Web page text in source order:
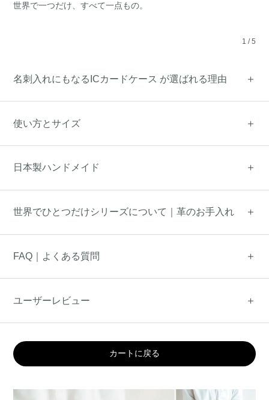
世界で一つだけ、すべて一点もの。
1 /5
名刺入れにもなるICカードケース が選ばれる理由
使い方とサイズ
日本製ハンドメイド
世界でひとつだけシリーズについて｜革のお手入れ
FAQ｜よくある質問
ユーザーレビュー
カートに戻る